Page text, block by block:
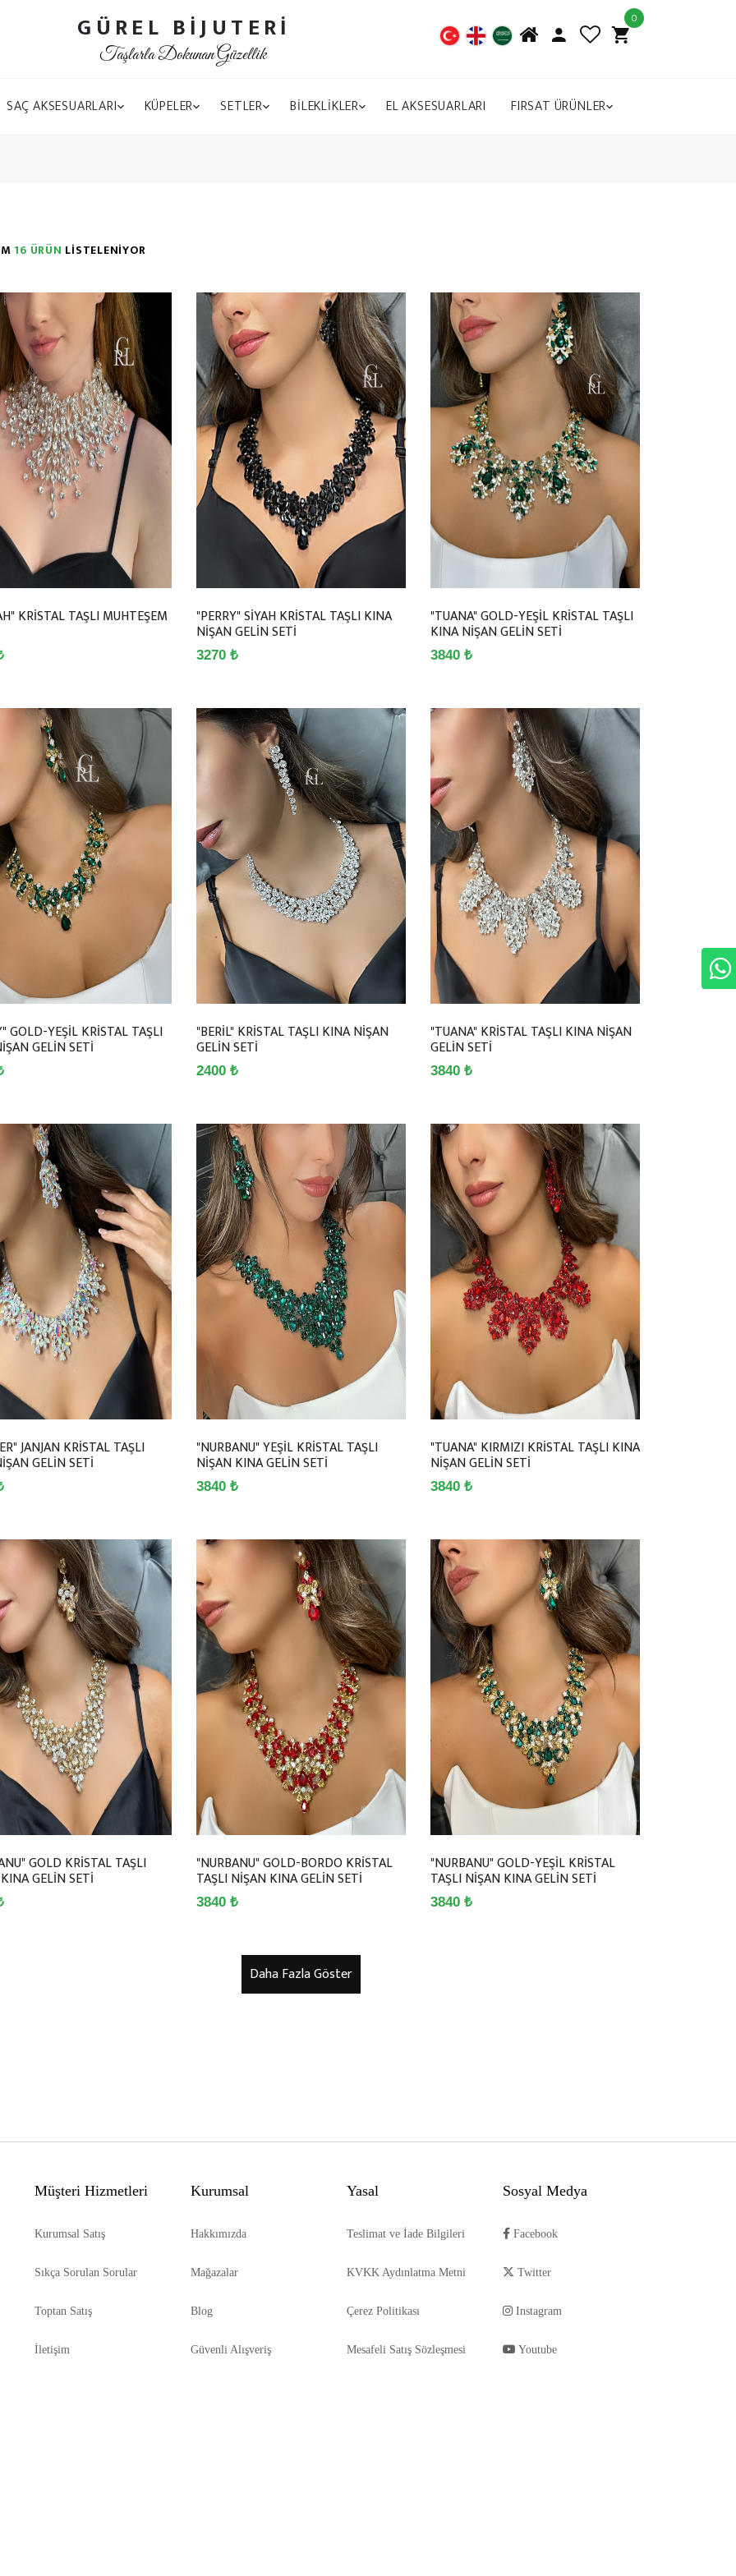
GÜREL BİJUTERİ
Taşlarla Dokunan Güzellik
0
SAÇ AKSESUARLARI KÜPELER SETLER BİLEKLİKLER EL AKSESUARLARI FIRSAT ÜRÜNLER
16 ÜRÜN LİSTELENİYOR
KRİSTAL TAŞLI MUHTEŞEM "PERRY" SİYAH KRİSTAL TAŞLI KINA
NİŞAN GELİN SETİ
3270 ₺
"TUANA" GOLD-YEŞİL KRİSTAL TAŞLI
KINA NİŞAN GELİN SETİ
3840 ₺
GOLD-YEŞİL KRİSTAL TAŞLI
GELİN SETİ
"BERİL" KRİSTAL TAŞLI KINA NİŞAN
GELİN SETİ
2400 ₺
"TUANA" KRİSTAL TAŞLI KINA NİŞAN
GELİN SETİ
3840 ₺
JANJAN KRİSTAL TAŞLI
GELİN SETİ
"NURBANU" YEŞİL KRİSTAL TAŞLI
NİŞAN KINA GELİN SETİ
3840 ₺
"TUANA" KIRMIZI KRİSTAL TAŞLI KINA
NİŞAN GELİN SETİ
3840 ₺
GOLD KRİSTAL TAŞLI
GELİN SETİ
"NURBANU" GOLD-BORDO KRİSTAL
TAŞLI NİŞAN KINA GELİN SETİ
3840 ₺
"NURBANU" GOLD-YEŞİL KRİSTAL
TAŞLI NİŞAN KINA GELİN SETİ
3840 ₺
Müşteri Hizmetleri
Kurumsal Satış
Sıkça Sorulan Sorular
Toptan Satış
İletişim
Kurumsal
Hakkımızda
Mağazalar
Blog
Güvenli Alışveriş
Yasal
Teslimat ve İade Bilgileri
KVKK Aydınlatma Metni
Çerez Politikası
Mesafeli Satış Sözleşmesi
Sosyal Medya
Facebook
Twitter
Instagram
Youtube